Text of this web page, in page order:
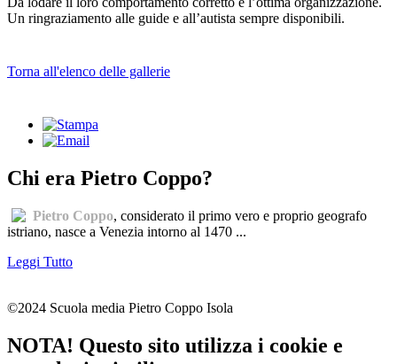
Un ringraziamento alle guide e all’autista sempre disponibili.
Torna all'elenco delle gallerie
Chi era Pietro Coppo?
Pietro Coppo, considerato il primo vero e proprio geografo
istriano, nasce a Venezia intorno al 1470 ...
Leggi Tutto
©2024 Scuola media Pietro Coppo Isola
NOTA! Questo sito utilizza i cookie e